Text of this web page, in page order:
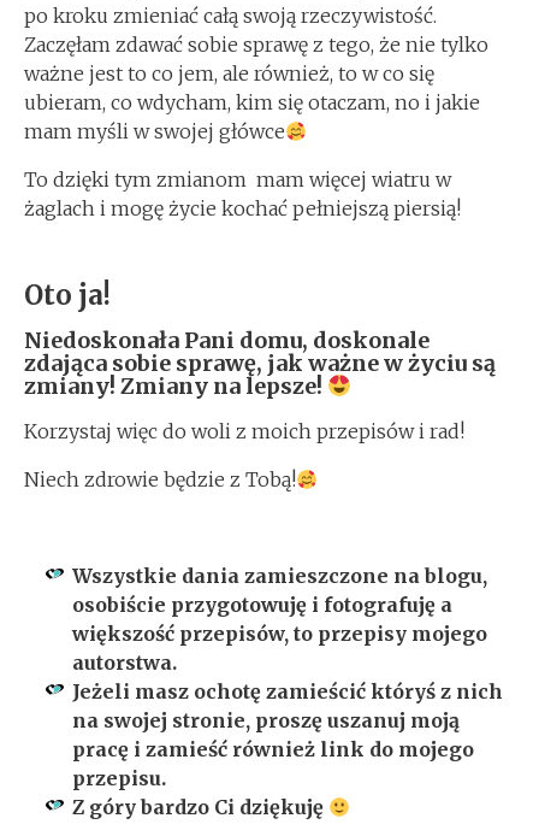
po kroku zmieniać całą swoją rzeczywistość.
Zaczęłam zdawać sobie sprawę z tego, że nie tylko
ważne jest to co jem, ale również, to w co się
ubieram, co wdycham, kim się otaczam, no i jakie
mam myśli w swojej główce
To dzięki tym zmianom mam więcej wiatru w
żaglach i mogę życie kochać pełniejszą piersią!
Oto ja!
Niedoskonała Pani domu, doskonale
zdająca sobie sprawę, jak ważne w życiu są
zmiany! Zmiany na lepsze!
Korzystaj więc do woli z moich przepisów i rad!
Niech zdrowie będzie z Tobą!
Wszystkie dania zamieszczone na blogu,
osobiście przygotowuję i fotografuję a
większość przepisów, to przepisy mojego
autorstwa.
Jeżeli masz ochotę zamieścić któryś z nich
na swojej stronie, proszę uszanuj moją
pracę i zamieść również link do mojego
przepisu.
Z góry bardzo Ci dziękuję